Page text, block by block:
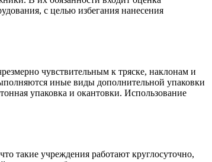
с целью избегания нанесения
чувствительным к тряске, наклонам и
иные виды дополнительной упаковки
упаковка и окантовки. Использование
такие учреждения работают круглосуточно,